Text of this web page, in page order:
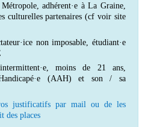
adhérent·e à La Graine,
culturelles partenaires (cf voir site
non imposable, étudiant·e
moins de 21 ans,
(AAH) et son / sa
justificatifs par mail ou de les
des places